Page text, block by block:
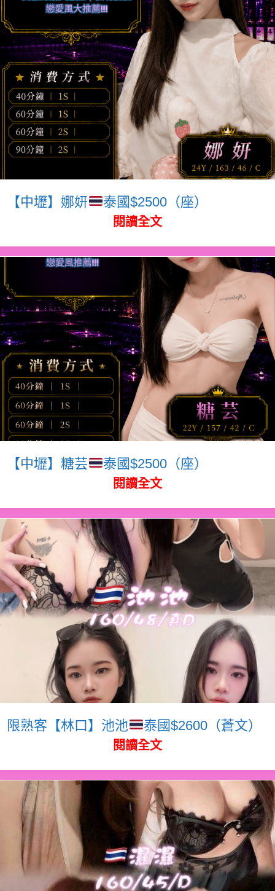
【中壢】娜妍 泰國$2500（座）
閱讀全文
【中壢】糖芸 泰國$2500（座）
閱讀全文
限熟客【林口】池池 泰國$2600（蒼文）
閱讀全文